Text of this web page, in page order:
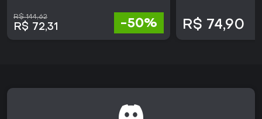
R$ 144,62
R$ 72,31 -50% R$ 74,90